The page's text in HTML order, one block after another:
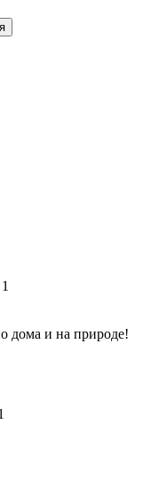
дома и на природе!